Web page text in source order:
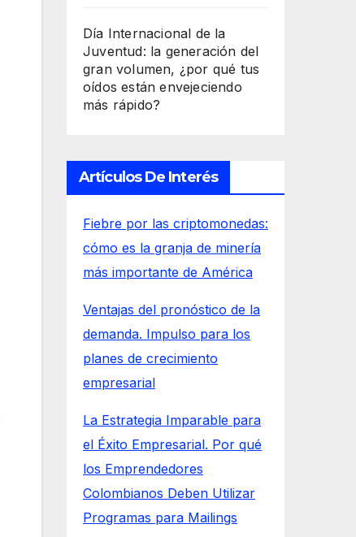
Día Internacional de la
Juventud: la generación del
gran volumen, ¿por qué tus
oídos están envejeciendo
más rápido?
Artículos De Interés
Fiebre por las criptomonedas:
cómo es la granja de minería
más importante de América
Ventajas del pronóstico de la
demanda. Impulso para los
planes de crecimiento
empresarial
La Estrategia Imparable para
el Éxito Empresarial. Por qué
los Emprendedores
Colombianos Deben Utilizar
Programas para Mailings